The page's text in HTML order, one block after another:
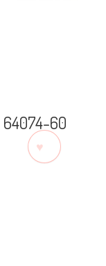
64074-60